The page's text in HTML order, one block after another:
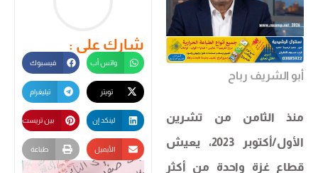
أبو الشريف رباح
منذ الثامن من تشرين
الأول/أكتوبر 2023، يعيش
قطاع غزة واحدة من أكثر
شارك على :
واتس أب فيسبوك
تيليغرام
لينكد إن بين تريست
الأيميل طباعة